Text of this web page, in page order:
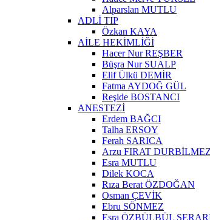
Alparslan MUTLU
ADLİ TIP
Özkan KAYA
AİLE HEKİMLİĞİ
Hacer Nur REŞBER
Büşra Nur SUALP
Elif Ülkü DEMİR
Fatma AYDOĞ GÜL
Reşide BOSTANCI
ANESTEZİ
Erdem BAĞCI
Talha ERSOY
Ferah SARICA
Arzu FIRAT DURBİLMEZ
Esra MUTLU
Dilek KOCA
Rıza Berat ÖZDOĞAN
Osman ÇEVİK
Ebru SÖNMEZ
Esra ÖZBÜLBÜL